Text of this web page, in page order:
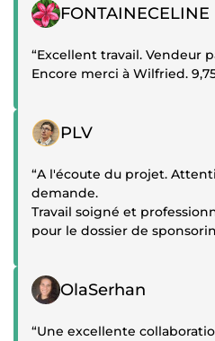
Témoignage positif
FONTAINECELINE
“Excellent travail. Vendeur
Encore merci à Wilfried.
Témoignage positif
PLV
“A l'écoute du projet.
demande.
Travail soigné et
pour le dossier de
Témoignage positif
OlaSerhan
“Une excellente